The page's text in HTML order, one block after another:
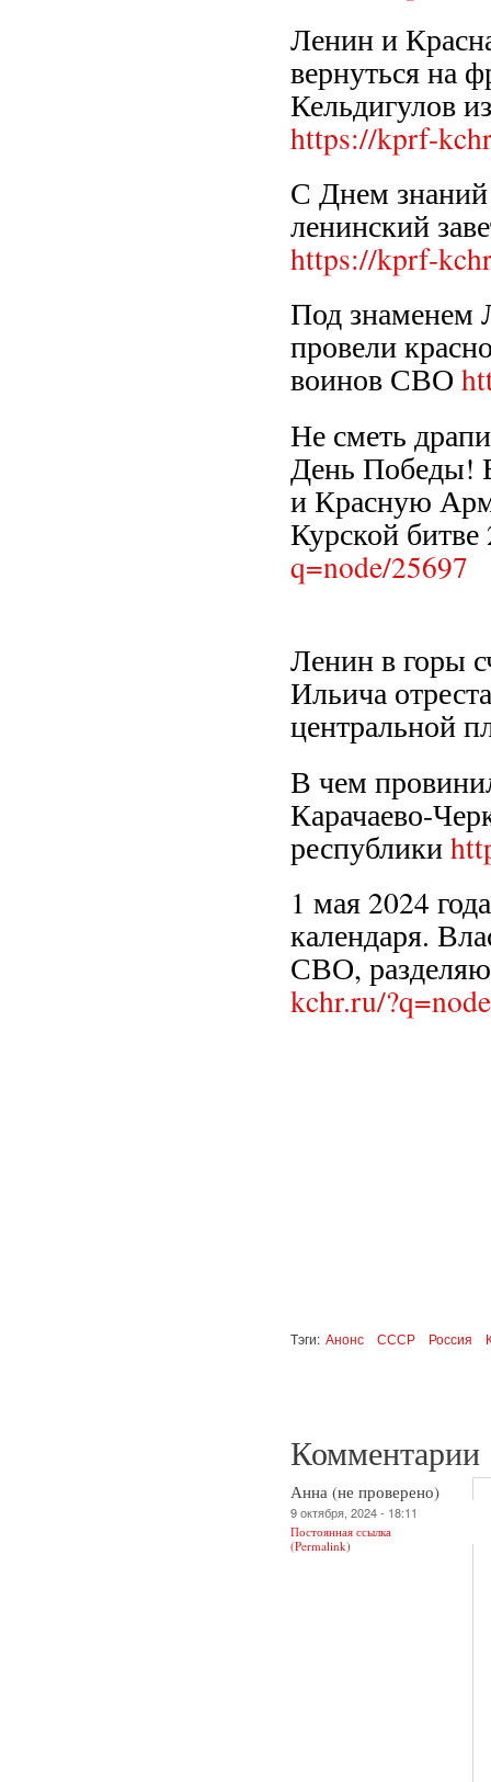
Ленин и
вернуться на
Кельдигулов
https://kprf-
С Днем
ленинский
https://kprf-
Под знаменем
провели
воинов СВО
Не сметь
День Победы!
и Красную
Курской битве
q=node/25697
Ленин в горы
Ильича
центральной
В чем
Карачаево-
республики
1 мая 2024
календаря.
СВО,
kchr.ru/
Тэги: Анонс СССР Россия
Комментарии
Анна (не проверено)
9 октября, 2024 - 18:11
Постоянная ссылка
(Permalink)